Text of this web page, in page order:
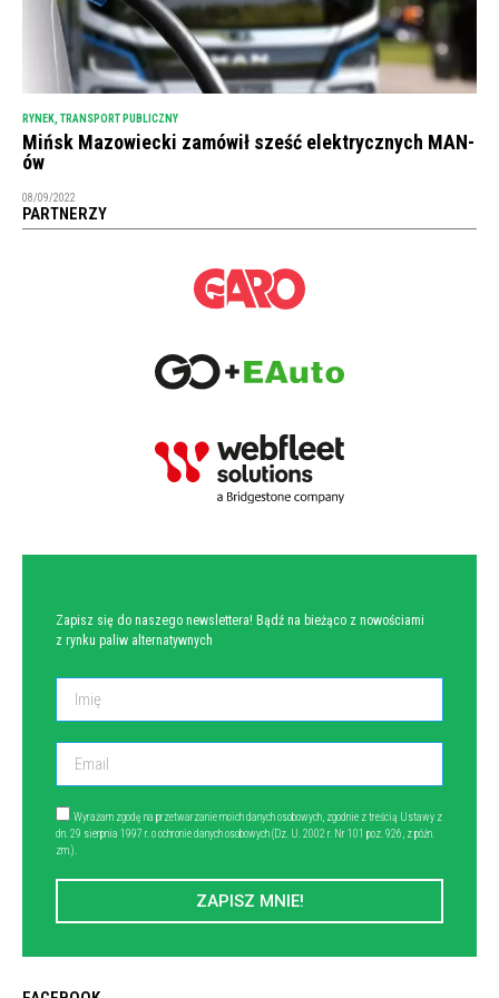
RYNEK TRANSPORT PUBLICZNY
Mińsk Mazowiecki zamówił sześć elektrycznych MAN-
ów
08/09/2022
PARTNERZY
Zapisz się do naszego newslettera! Bądź na bieżąco z nowościami
z rynku paliw alternatywnych
Wyrażam zgodę na przetwarzanie moich danych osobowych, zgodnie z treścią Ustawy z
dn. 29 sierpnia 1997 r. o ochronie danych osobowych (Dz. U. 2002 r. Nr 101 poz. 926, z późn.
zm.).
ZAPISZ MNIE!